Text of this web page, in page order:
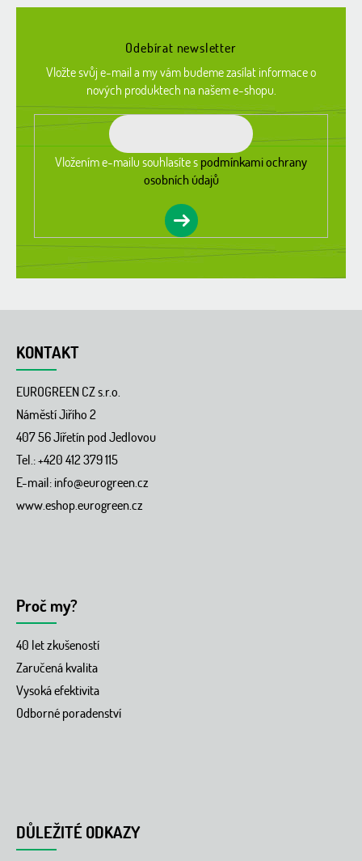
l
d
a
c
í
r
k
y
v
p
i
s
u
Odebírat newsletter
Vložte svůj e-mail a my vám budeme zasílat informace o
nových produktech na našem e-shopu.
Vložením e-mailu souhlasíte spodmínkami ochrany
osobních údajů
KONTAKT
EUROGREEN CZ s.r.o.
Náměstí Jiřího 2
407 56 Jířetín pod Jedlovou
Tel.: +420 412 379 115
E-mail:info@eurogreen.cz
www.eshop.eurogreen.cz
Proč my?
40 let zkušeností
Zaručená kvalita
Vysoká efektivita
Odborné poradenství
DŮLEŽITÉ ODKAZY